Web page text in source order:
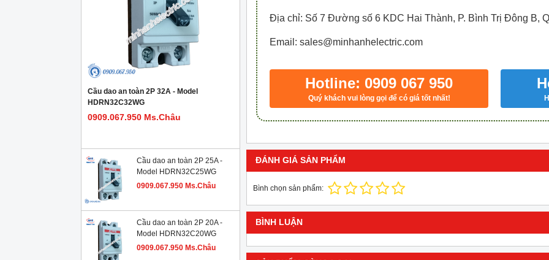
Cầu dao an toàn 2P 32A - Model
HDRN32C32WG
0909.067.950 Ms.Châu
Cầu dao an toàn 2P 25A -
Model HDRN32C25WG
0909.067.950 Ms.Châu
Cầu dao an toàn 2P 20A -
Model HDRN32C20WG
0909.067.950 Ms.Châu
Địa chỉ: Số 7 Đường số 6 KDC Hai Thành, P. Bình Trị Đông B,
Email: sales@minhanhelectric.com
Hotline: 0909 067 950
Quý khách vui lòng gọi để có giá tốt nhất!
ĐÁNH GIÁ SẢN PHẨM
Bình chọn sản phẩm:
BÌNH LUẬN